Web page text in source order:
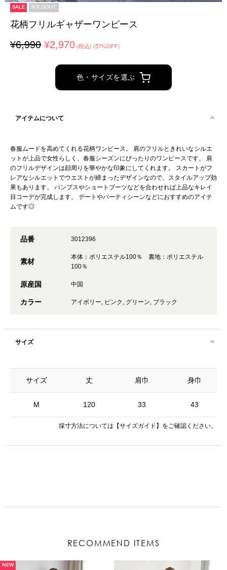
SALE SOLDOUT
花柄フリルギャザーワンピース
¥6,990 ¥2,970 (税込) (57%OFF)
色・サイズを選ぶ
アイテムについて
春服ムードを高めてくれる花柄ワンピース。 肩のフリルときれいなシルエ
ットが上品で女性らしく、春服シーズンにぴったりのワンピースです。 肩
のフリルデザインは顔周りを華やかな印象にしてくれます。 スカートがフ
レアなシルエットでウエストが締まったデザインなので、スタイルアップ効
果もあります。 パンプスやショートブーツなどを合わせれば上品なキレイ
目コーデが完成します。 デートやパーティシーンなどにおすすめのアイテ
ムです◎
品番 3012396
素材
本体：ポリエステル100％ 裏地：ポリエステル
100％
原産国 中国
カラー アイボリー, ピンク, グリーン, ブラック
サイズ
サイズ
M
丈 肩巾 身巾
120 33 43
採寸方法については 【サイズガイド】 をご確認ください。
RECOMMEND ITEMS
NEW